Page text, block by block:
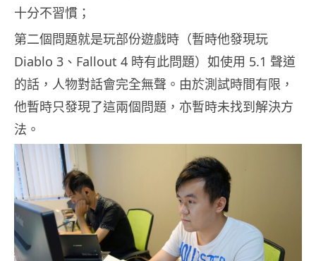
十分不習慣；
第二個問題就是玩部份遊戲時（暫時他發現玩
Diablo 3、Fallout 4 時有此問題）如使用 5.1 聲道
的話，人物對話會完全無聲。由於測試時間有限，
他暫時只發現了這兩個問題，亦暫時未找到解決方
法。